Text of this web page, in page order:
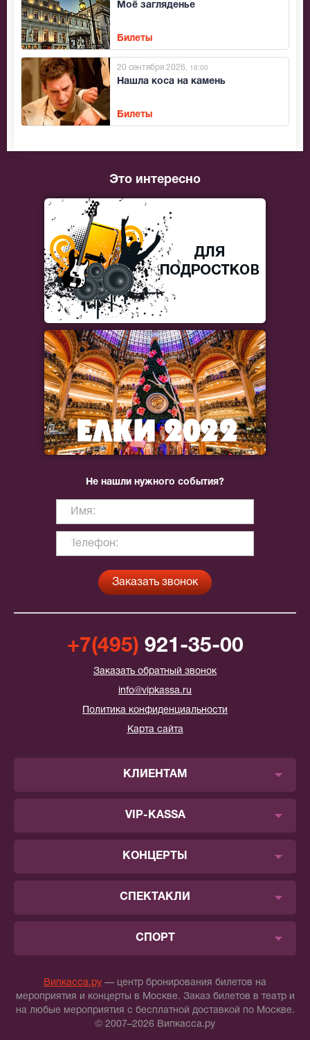
Моё загляденье
Билеты
Нашла коса на камень
20 сентября 2026 , 18:00
Билеты
Это интересно
Не нашли нужного события?
+7(495) 921-35-00
Заказать обратный звонок
info@vipkassa.ru
Политика конфиденциальности
Карта сайта
КЛИЕНТАМ
VIP-KASSA
КОНЦЕРТЫ
СПЕКТАКЛИ
СПОРТ
Випкасса.ру — центр бронирования билетов на
мероприятия и концерты в Москве. Заказ билетов в театр и
на любые мероприятия с бесплатной доставкой по Москве.
© 2007–2026 Випкасса.ру